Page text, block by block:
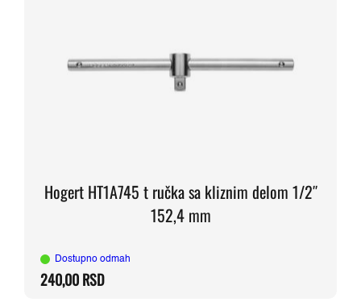
Hogert HT1A745 t ručka sa kliznim delom 1/2″
152,4 mm
Dostupno odmah
240,00RSD